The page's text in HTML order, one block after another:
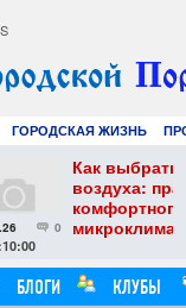
ГОРОДСКАЯ ЖИЗНЬ
АВТО
увлажнитель
советы
и здорового
БЛОГИ
КЛУБЫ